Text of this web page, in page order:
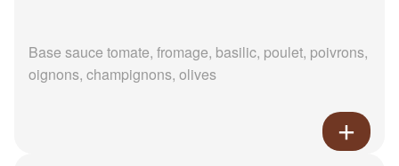
Base sauce tomate, fromage, basilic, poulet, poivrons,
oignons, champignons, olives